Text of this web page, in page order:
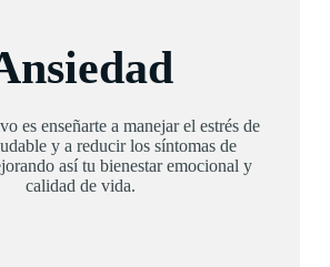
es enseñarte a manejar el estrés de
y a reducir los síntomas de
así tu bienestar emocional y
calidad de vida.